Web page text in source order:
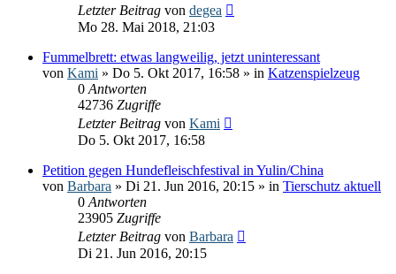
Letzter Beitrag von degea
Mo 28. Mai 2018, 21:03
Fummelbrett: etwas langweilig, jetzt uninteressant
von Kami » Do 5. Okt 2017, 16:58 » in Katzenspielzeug
0 Antworten
42736 Zugriffe
Letzter Beitrag von Kami
Do 5. Okt 2017, 16:58
Petition gegen Hundefleischfestival in Yulin/China
von Barbara » Di 21. Jun 2016, 20:15 » in Tierschutz aktuell
0 Antworten
23905 Zugriffe
Letzter Beitrag von Barbara
Di 21. Jun 2016, 20:15